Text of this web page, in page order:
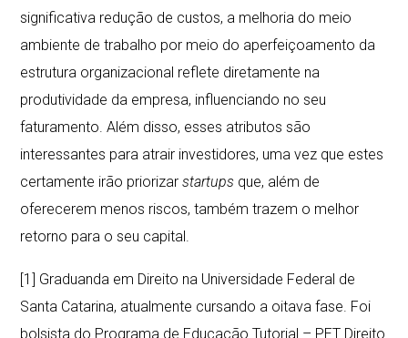
significativa redução de custos, a melhoria do meio
ambiente de trabalho por meio do aperfeiçoamento da
estrutura organizacional reflete diretamente na
produtividade da empresa, influenciando no seu
faturamento. Além disso, esses atributos são
interessantes para atrair investidores, uma vez que estes
certamente irão priorizarstartups que, além de
oferecerem menos riscos, também trazem o melhor
retorno para o seu capital.
[1] Graduanda em Direito na Universidade Federal de
Santa Catarina, atualmente cursando a oitava fase. Foi
bolsista do Programa de Educação Tutorial – PET Direito